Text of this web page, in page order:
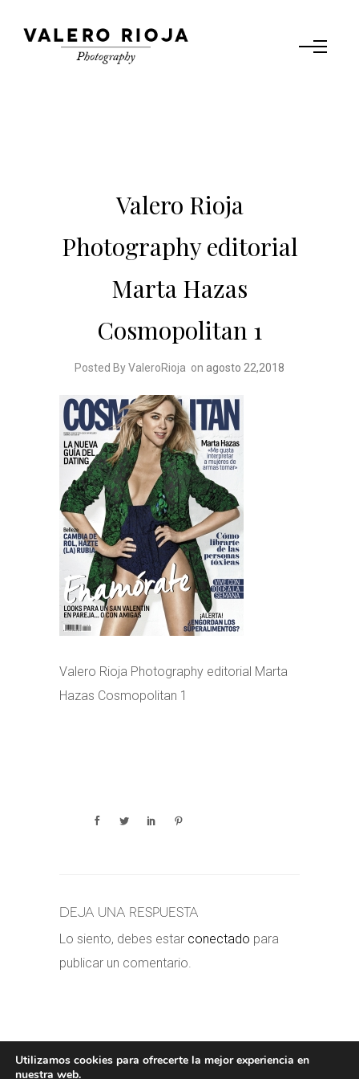
Valero Rioja
Photography editorial
Marta Hazas
Cosmopolitan 1
Posted By ValeroRioja on agosto 22,2018
Valero Rioja Photography editorial Marta
Hazas Cosmopolitan 1
Deja una respuesta
Lo siento, debes estar conectado para
publicar un comentario.
Utilizamos cookies para ofrecerte la mejor experiencia en
nuestra web.